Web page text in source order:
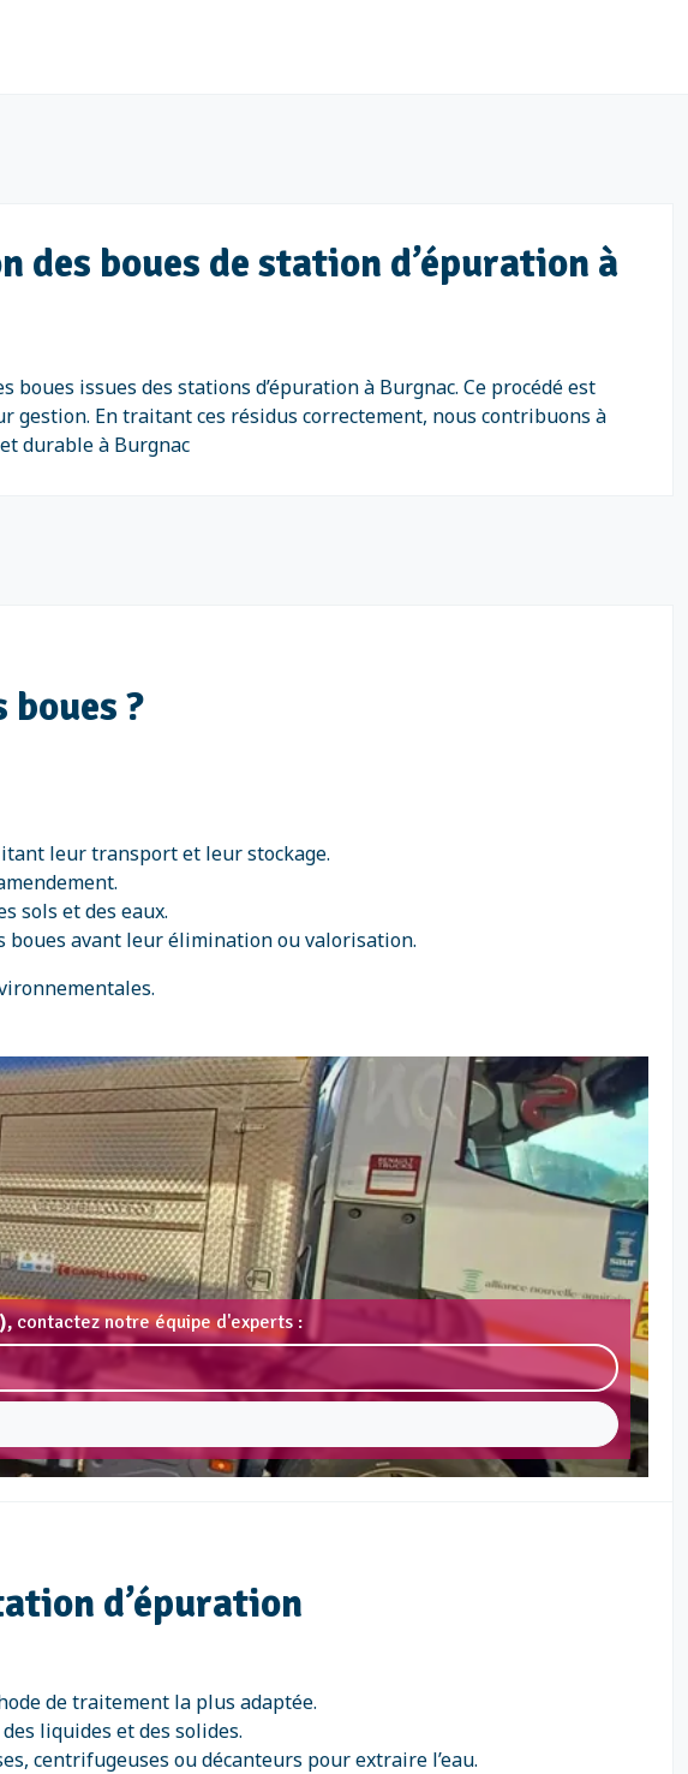
boues de station d’épuration à
issues des stations d’épuration à Burgnac. Ce procédé est
En traitant ces résidus correctement, nous contribuons à
durable à Burgnac
?
leur transport et leur stockage.
sols et des eaux.
boues avant leur élimination ou valorisation.
contactez notre équipe d'experts :
d’épuration
de traitement la plus adaptée.
liquides et des solides.
centrifugeuses ou décanteurs pour extraire l’eau.